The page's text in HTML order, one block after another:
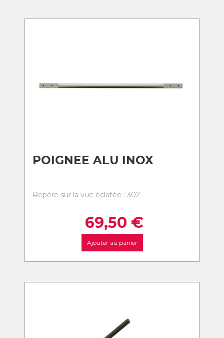
POIGNEE ALU INOX
Repère sur la vue éclatée : 302
69,50 €
Ajouter au panier